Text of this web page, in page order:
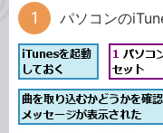
パソコンの